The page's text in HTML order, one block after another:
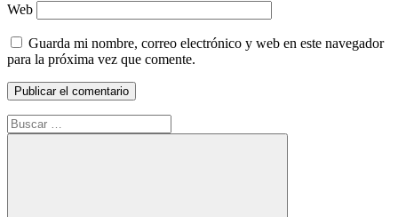
Web
Guarda mi nombre, correo electrónico y web en este navegador
para la próxima vez que comente.
Buscar: